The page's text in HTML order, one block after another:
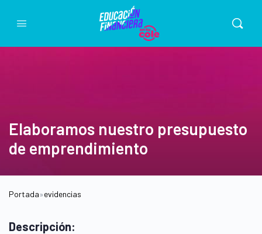
Elaboramos nuestro presupuesto
de emprendimiento
Portada»evidencias
Descripción: